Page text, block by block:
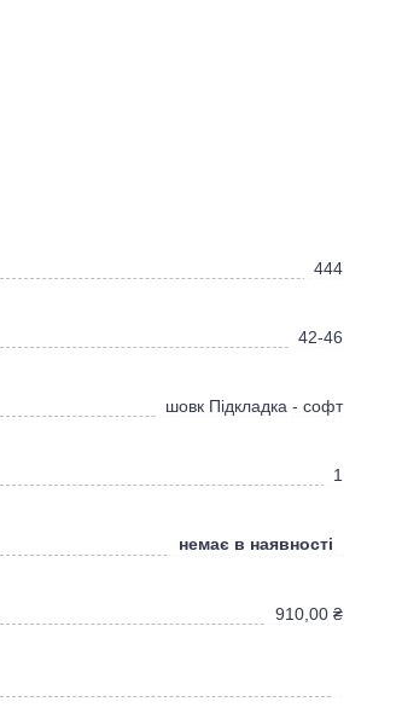
444
42-46
шовк Підкладка - софт
1
немає в наявності
910,00 ₴